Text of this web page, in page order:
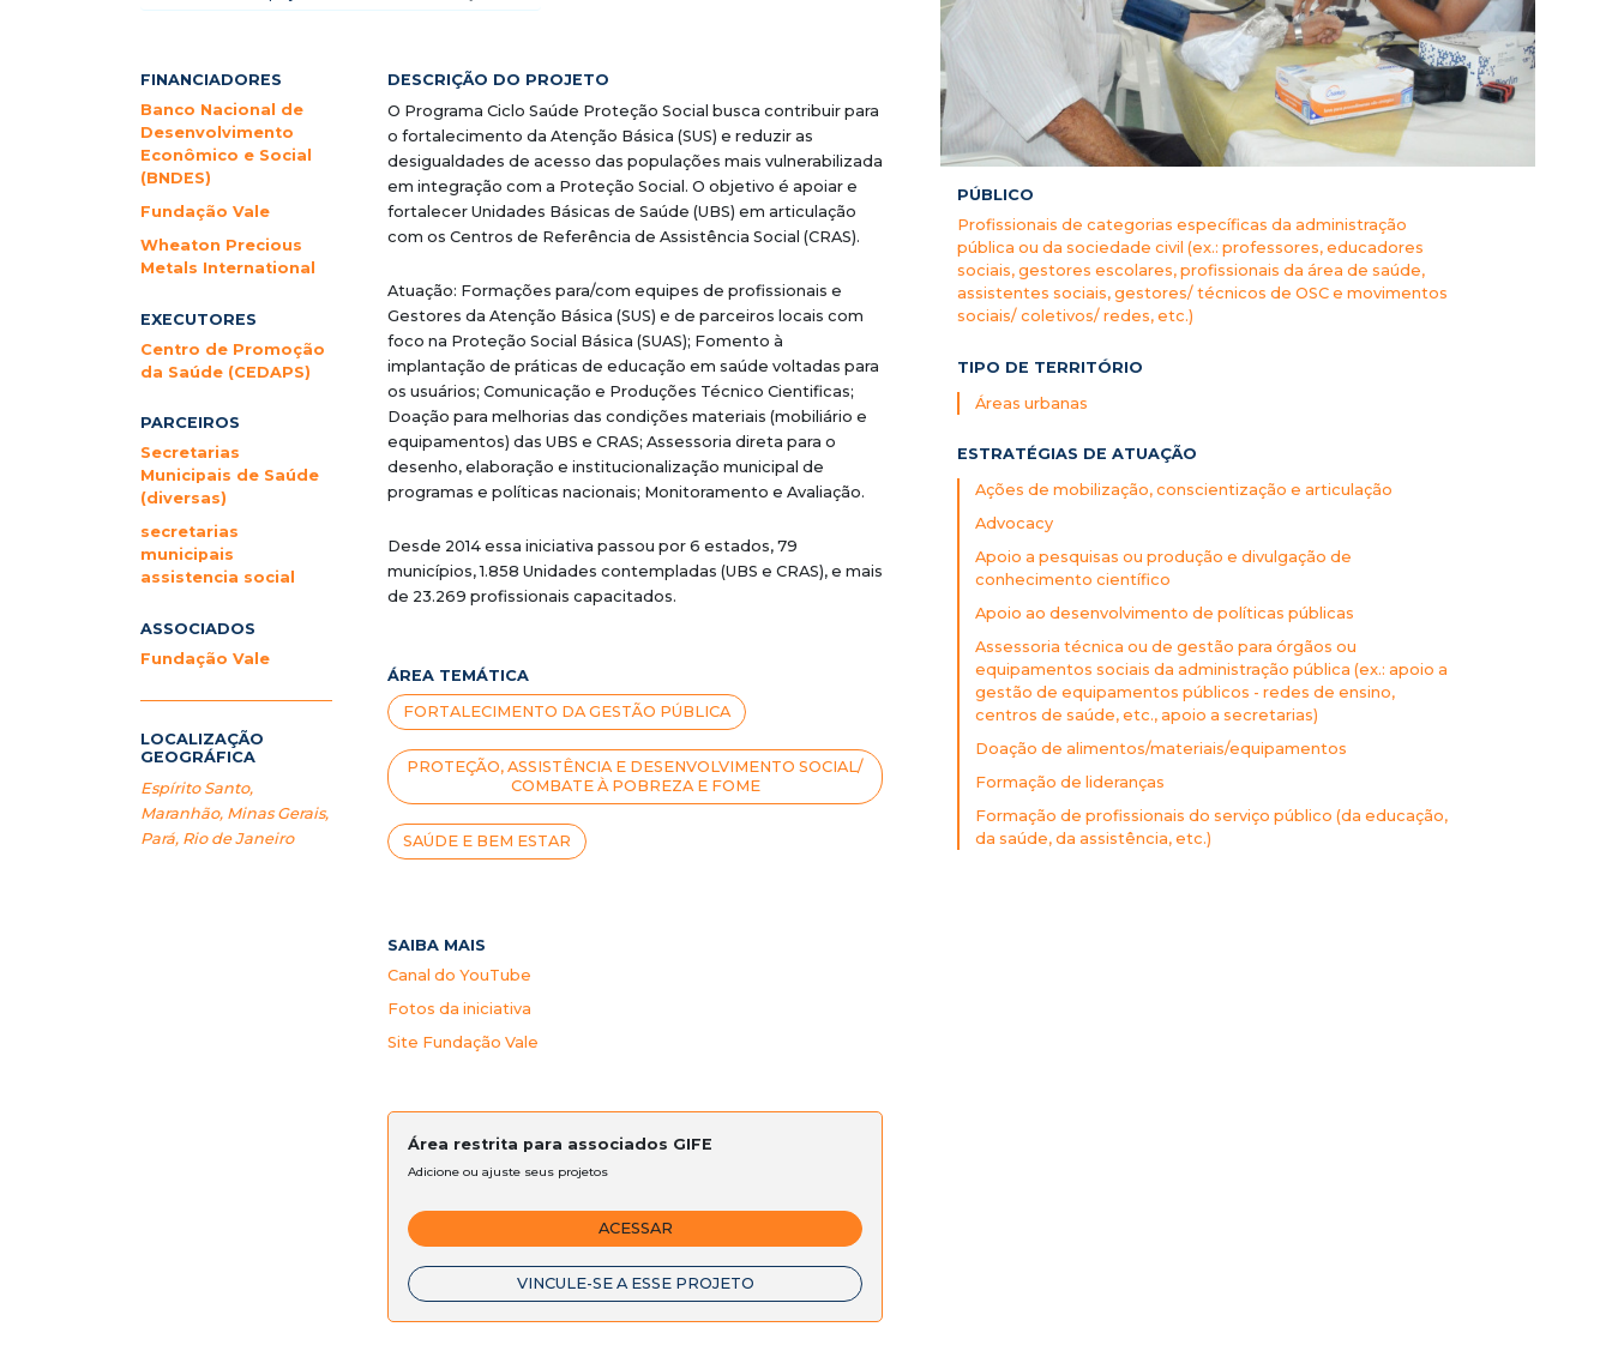
FINANCIADORES
Banco Nacional de
Desenvolvimento
Econômico e Social
(BNDES)
Fundação Vale
Wheaton Precious
Metals International
EXECUTORES
Centro de Promoção
da Saúde (CEDAPS)
PARCEIROS
Secretarias
Municipais de Saúde
(diversas)
secretarias
municipais
assistencia social
ASSOCIADOS
Fundação Vale
LOCALIZAÇÃO
GEOGRÁFICA
Espírito Santo,
Maranhão, Minas Gerais,
Pará, Rio de Janeiro
DESCRIÇÃO DO PROJETO
O Programa Ciclo Saúde Proteção Social busca contribuir para
o fortalecimento da Atenção Básica (SUS) e reduzir as
desigualdades de acesso das populações mais vulnerabilizada
em integração com a Proteção Social. O objetivo é apoiar e
fortalecer Unidades Básicas de Saúde (UBS) em articulação
com os Centros de Referência de Assistência Social (CRAS).
Atuação: Formações para/com equipes de profissionais e
Gestores da Atenção Básica (SUS) e de parceiros locais com
foco na Proteção Social Básica (SUAS); Fomento à
implantação de práticas de educação em saúde voltadas para
os usuários; Comunicação e Produções Técnico Cientificas;
Doação para melhorias das condições materiais (mobiliário e
equipamentos) das UBS e CRAS; Assessoria direta para o
desenho, elaboração e institucionalização municipal de
programas e políticas nacionais; Monitoramento e Avaliação.
Desde 2014 essa iniciativa passou por 6 estados, 79
municípios, 1.858 Unidades contempladas (UBS e CRAS), e mais
de 23.269 profissionais capacitados.
ÁREA TEMÁTICA
FORTALECIMENTO DA GESTÃO PÚBLICA
PROTEÇÃO, ASSISTÊNCIA E DESENVOLVIMENTO SOCIAL/
COMBATE À POBREZA E FOME
SAÚDE E BEM ESTAR
SAIBA MAIS
Canal do YouTube
Fotos da iniciativa
Site Fundação Vale
Área restrita para associados GIFE
Adicione ou ajuste seus projetos
ACESSAR
VINCULE-SE A ESSE PROJETO
PÚBLICO
Profissionais de categorias específicas da administração
pública ou da sociedade civil (ex.: professores, educadores
sociais, gestores escolares, profissionais da área de saúde,
assistentes sociais, gestores/ técnicos de OSC e movimentos
sociais/ coletivos/ redes, etc.)
TIPO DE TERRITÓRIO
Áreas urbanas
ESTRATÉGIAS DE ATUAÇÃO
Ações de mobilização, conscientização e articulação
Advocacy
Apoio a pesquisas ou produção e divulgação de
conhecimento científico
Apoio ao desenvolvimento de políticas públicas
Assessoria técnica ou de gestão para órgãos ou
equipamentos sociais da administração pública (ex.: apoio a
gestão de equipamentos públicos - redes de ensino,
centros de saúde, etc., apoio a secretarias)
Doação de alimentos/materiais/equipamentos
Formação de lideranças
Formação de profissionais do serviço público (da educação,
da saúde, da assistência, etc.)